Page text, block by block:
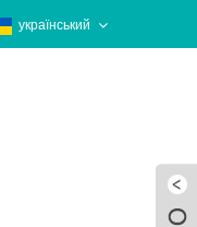
український